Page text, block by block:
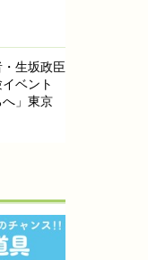
生坂政臣
ベント
へ」東京